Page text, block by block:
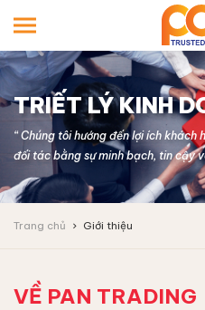
TRIẾT LÝ KINH
“ Chúng tôi hướng đến lợi ích khách
đối tác bằng sự minh bạch, tin cậy
Trang chủ Giới thiệu
VỀ PAN TRADING